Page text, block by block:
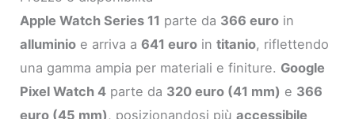
Apple Watch Series 11 parte da 366 euro in
alluminio e arriva a641 euro intitanio, riflettendo
una gamma ampia per materiali e finiture. Google
Pixel Watch 4 parte da 320 euro (41 mm) e 366
euro (45 mm) , posizionandosi piùaccessibile